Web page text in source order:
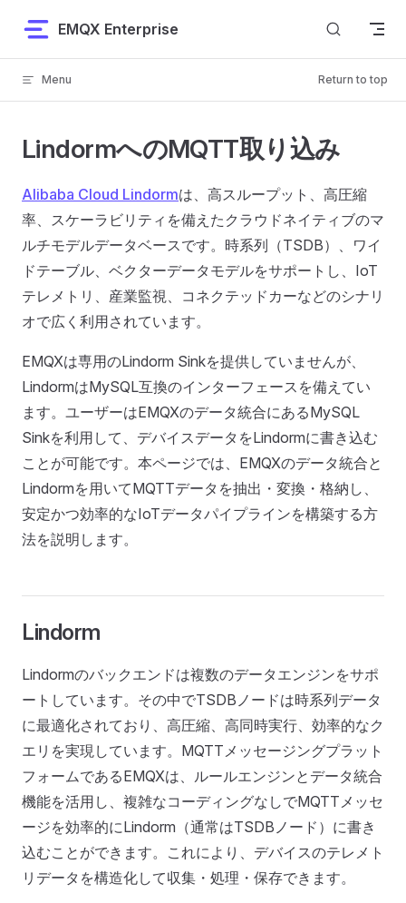
Skip to content
EMQX Enterprise
Menu Return to top
LindormへのMQTT取り込み
Alibaba Cloud Lindormは、高スループット、高圧縮
率、スケーラビリティを備えたクラウドネイティブのマ
ルチモデルデータベースです。時系列（TSDB）、ワイ
ドテーブル、ベクターデータモデルをサポートし、IoT
テレメトリ、産業監視、コネクテッドカーなどのシナリ
オで広く利用されています。
EMQXは専用のLindorm Sinkを提供していませんが、
LindormはMySQL互換のインターフェースを備えてい
ます。ユーザーはEMQXのデータ統合にあるMySQL
Sinkを利用して、デバイスデータをLindormに書き込む
ことが可能です。本ページでは、EMQXのデータ統合と
Lindormを用いてMQTTデータを抽出・変換・格納し、
安定かつ効率的なIoTデータパイプラインを構築する方
法を説明します。
Lindorm
Lindormのバックエンドは複数のデータエンジンをサポ
ートしています。その中でTSDBノードは時系列データ
に最適化されており、高圧縮、高同時実行、効率的なク
エリを実現しています。MQTTメッセージングプラット
フォームであるEMQXは、ルールエンジンとデータ統合
機能を活用し、複雑なコーディングなしでMQTTメッセ
ージを効率的にLindorm（通常はTSDBノード）に書き
込むことができます。これにより、デバイスのテレメト
リデータを構造化して収集・処理・保存できます。